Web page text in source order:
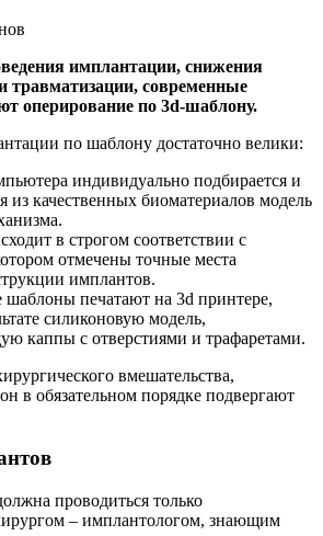
имплантации, снижения
травматизации, современные
оперирование по 3d-шаблону.
по шаблону достаточно велики:
индивидуально подбирается и
из качественных биоматериалов модель
в строгом соответствии с
отмечены точные места
имплантов.
шаблоны печатают на 3d принтере,
силиконовую модель,
каппы с отверстиями и трафаретами.
вмешательства,
в обязательном порядке подвергают
проводиться только
– имплантологом, знающим